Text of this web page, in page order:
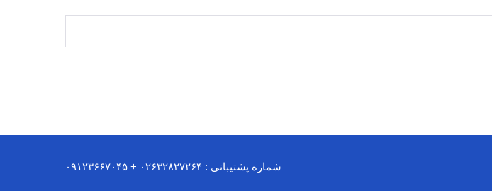
شماره پشتیبانی : ۰۲۶۳۲۸۲۷۲۶۴ + ۰۹۱۲۳۶۶۷۰۴۵